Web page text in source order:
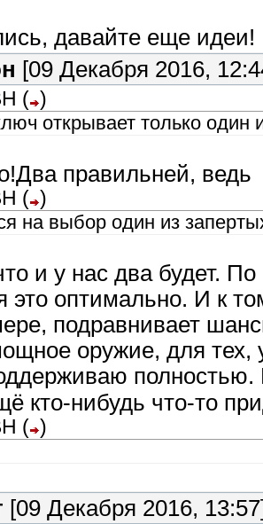
давайте еще идеи!
[09 Декабря 2016,
( )
открывает только один
правильней, ведь
( )
на выбор один из
и у нас два будет.
это оптимально. И к
подравнивает
оружие, для тех, у
кто-нибудь что-то
( )
[09 Декабря 2016,